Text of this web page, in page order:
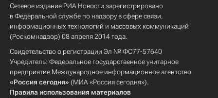
Сетевое издание РИА Новости зарегистрировано
в Федеральной службе по надзору в сфере связи,
информационных технологий и массовых коммуникаций
(Роскомнадзор) 08 апреля 2014 года.
Свидетельство о регистрации Эл № ФС77-57640
Учредитель: Федеральное государственное унитарное
предприятие Международное информационное агентство
«Россия сегодня» (МИА «Россия сегодня»).
Правила использования материалов